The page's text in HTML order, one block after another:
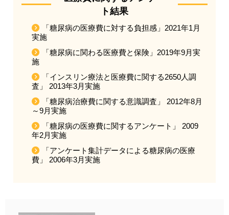
ト結果
「糖尿病の医療費に対する負担感」2021年1月
実施
「糖尿病に関わる医療費と保険」2019年9月実
施
「インスリン療法と医療費に関する2650人調
査」 2013年3月実施
「糖尿病治療費に関する意識調査」 2012年8月
～9月実施
「糖尿病の医療費に関するアンケート」 2009
年2月実施
「アンケート集計データによる糖尿病の医療
費」 2006年3月実施